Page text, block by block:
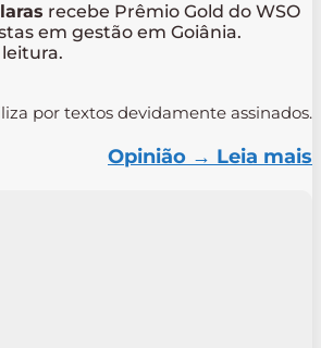
recebe Prêmio Gold do WSO
em gestão em Goiânia.
por textos devidamente assinados.
Opinião → Leia mais